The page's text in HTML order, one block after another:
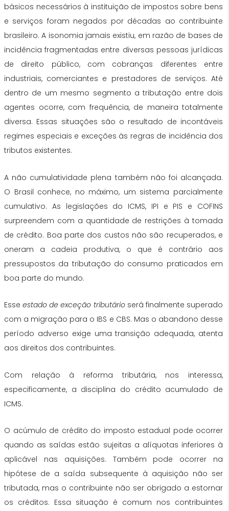
básicos necessários à instituição de impostos sobre bens
e serviços foram negados por décadas ao contribuinte
brasileiro. A isonomia jamais existiu, em razão de bases de
incidência fragmentadas entre diversas pessoas jurídicas
de direito público, com cobranças diferentes entre
industriais, comerciantes e prestadores de serviços. Até
dentro de um mesmo segmento a tributação entre dois
agentes ocorre, com frequência, de maneira totalmente
diversa. Essas situações são o resultado de incontáveis
regimes especiais e exceções às regras de incidência dos
tributos existentes.
A não cumulatividade plena também não foi alcançada.
O Brasil conhece, no máximo, um sistema parcialmente
cumulativo. As legislações do ICMS, IPI e PIS e COFINS
surpreendem com a quantidade de restrições à tomada
de crédito. Boa parte dos custos não são recuperados, e
oneram a cadeia produtiva, o que é contrário aos
pressupostos da tributação do consumo praticados em
boa parte do mundo.
Esseestado de exceção tributárioserá finalmente superado
com a migração para o IBS e CBS. Mas o abandono desse
período adverso exige uma transição adequada, atenta
aos direitos dos contribuintes.
Com relação à reforma tributária, nos interessa,
especificamente, a disciplina do crédito acumulado de
ICMS.
O acúmulo de crédito do imposto estadual pode ocorrer
quando as saídas estão sujeitas a alíquotas inferiores à
aplicável nas aquisições. Também pode ocorrer na
hipótese de a saída subsequente à aquisição não ser
tributada, mas o contribuinte não ser obrigado a estornar
os créditos. Essa situação é comum nos contribuintes